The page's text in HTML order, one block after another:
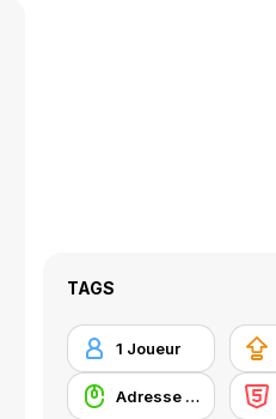
TAGS
1 Joueur
Adresse avec la souris